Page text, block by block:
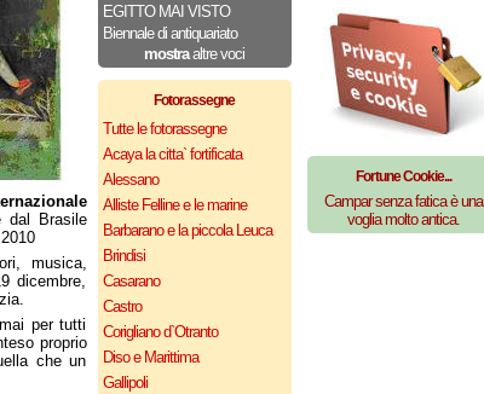
EGITTO MAI VISTO
Biennale di antiquariato
mostraaltre voci
Fotorassegne
Tutte le fotorassegne
Acaya la citta` fortificata
Alessano
Alliste Felline e le marine
Barbarano e la piccola Leuca
Brindisi
Casarano
Castro
Corigliano d`Otranto
Diso e Marittima
Gallipoli
dal Brasile
musica,
dicembre,
per tutti
proprio
che un
Fortune Cookie...
Campar senza fatica è una
voglia molto antica.